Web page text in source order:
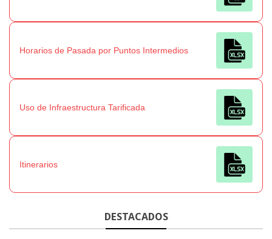
Horarios de Pasada por Puntos Intermedios
Uso de Infraestructura Tarificada
Itinerarios
DESTACADOS